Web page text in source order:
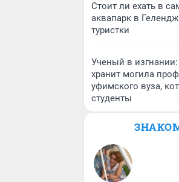
Стоит ли ехать в
аквапарк в
туристки
Ученый в
хранит могила
уфимского вуза,
студенты